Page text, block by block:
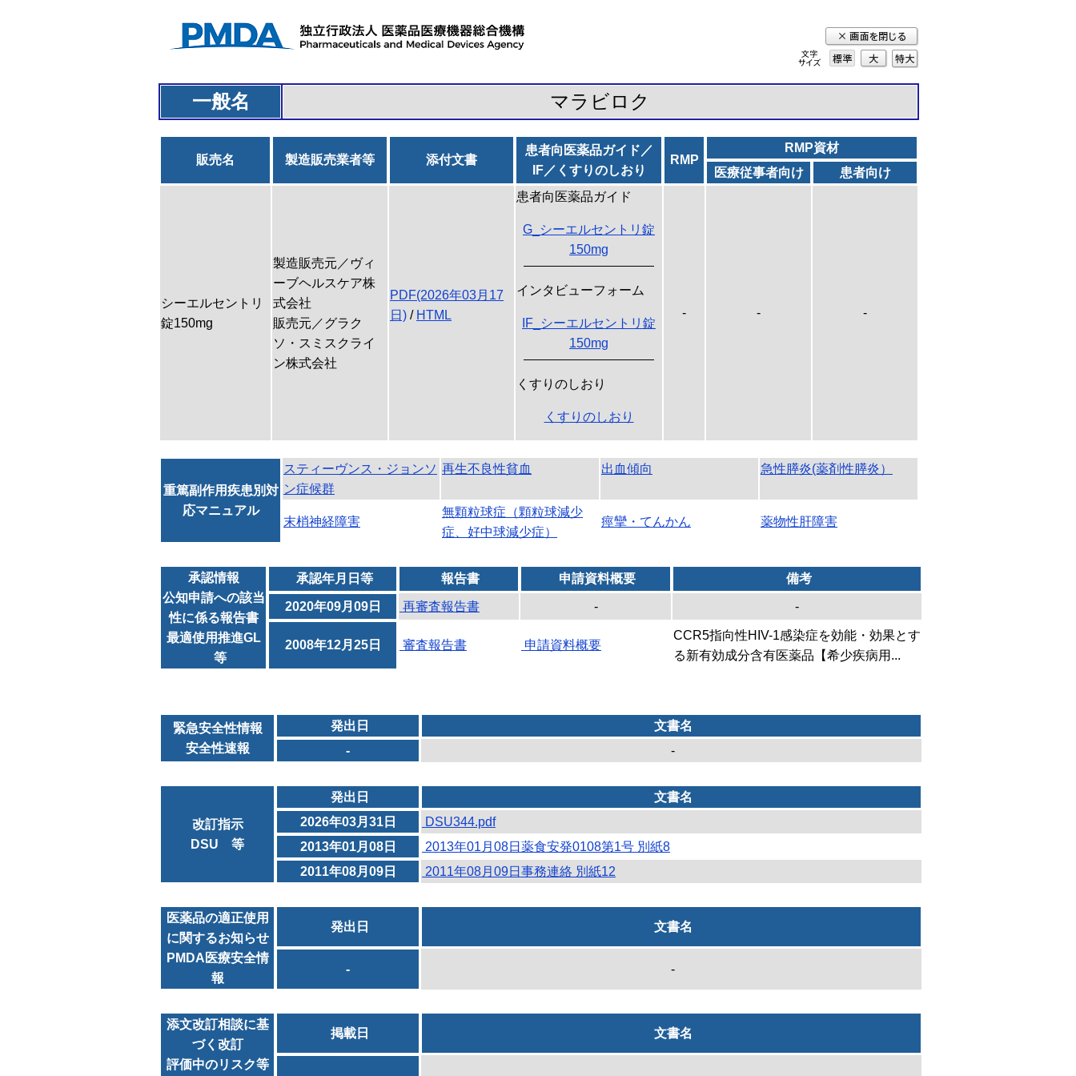
標準 大
特
大
一般名 マラビロク
販売名 製造販売業者等 添付文書
患者向医薬品ガイド／
IF／くすりのしおり
RMP
RMP資材
医療従事者向け
患者向け
シーエルセントリ
錠150mg
製造販売元／ヴィ
ーブヘルスケア株
式会社
販売元／グラク
ソ・スミスクライ
ン株式会社
PDF(2026年03月17
日) / HTML
患者向医薬品ガイド
G_シーエルセントリ錠
150mg
インタビューフォーム
IF_シーエルセントリ錠
150mg
くすりのしおり
くすりのしおり
- - -
重篤副作用疾患別対
応マニュアル
スティーヴンス・ジョンソ
ン症候群
再生不良性貧血 出血傾向 急性膵炎(薬剤性膵炎）
末梢神経障害
無顆粒球症（顆粒球減少
症、好中球減少症）
痙攣・てんかん 薬物性肝障害
承認情報
公知申請への該当
性に係る報告書
最適使用推進GL
等
承認年月日等 報告書 申請資料概要 備考
2020年09月09日 再審査報告書 - -
2008年12月25日 審査報告書 申請資料概要
CCR5指向性HIV-1感染症を効能・効果とす
る新有効成分含有医薬品【希少疾病用...
緊急安全性情報
安全性速報
発出日
文書名
-
-
改訂指示
DSU 等
発出日
文書名
2026年03月31日
DSU344.pdf
2013年01月08日
2013年01月08日薬食安発0108第1号 別紙8
2011年08月09日
2011年08月09日事務連絡 別紙12
医薬品の適正使用
に関するお知らせ
PMDA医療安全情
報
発出日 文書名
- -
添文改訂相談に基
づく改訂
評価中のリスク等
掲載日 文書名